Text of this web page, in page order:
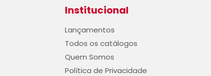
Institucional
Lançamentos
Todos os catálogos
Quem Somos
Política de Privacidade